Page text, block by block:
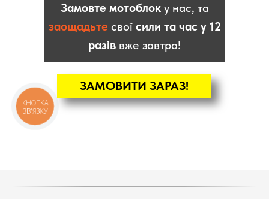
ЗАМОВИТИ ЗАРАЗ!
Замовте мотоблок у нас, та
заощадьте свої сили та час у 12
разів вже завтра!
КАТАЛОГ
КНОПКА
ЗВ'ЯЗКУ